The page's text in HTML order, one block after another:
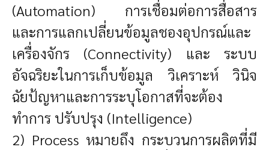
(Automation) การเชื่อมต่อการสื่อสาร
และการแลกเปลี่ยนข้อมูลชองอุปกรณ์และ
เครื่องจักร (Connectivity) และ ระบบ
อัจฉริยะในการเก็บข้อมูล วิเคราะห์ วินิจ
ฉัยป้ญหาและการระบุโอกาสที่จะต้อง
ทำการ ปรับปรุง (Intelligence)
2) Process หมายถึง กระบวนการผลิตที่มี